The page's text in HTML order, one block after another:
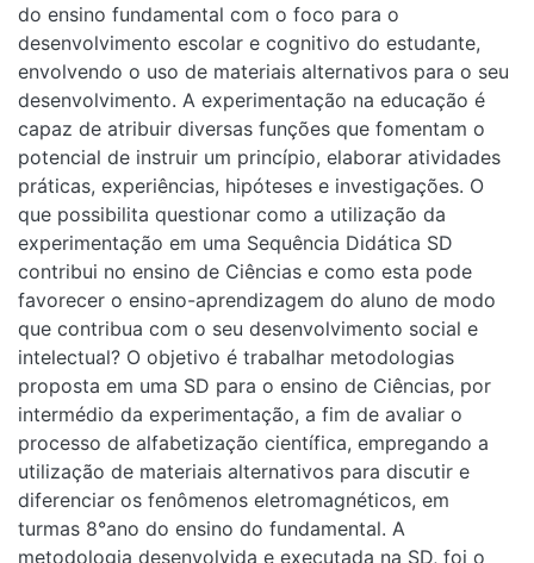
do ensino fundamental com o foco para o
desenvolvimento escolar e cognitivo do estudante,
envolvendo o uso de materiais alternativos para o seu
desenvolvimento. A experimentação na educação é
capaz de atribuir diversas funções que fomentam o
potencial de instruir um princípio, elaborar atividades
práticas, experiências, hipóteses e investigações. O
que possibilita questionar como a utilização da
experimentação em uma Sequência Didática SD
contribui no ensino de Ciências e como esta pode
favorecer o ensino-aprendizagem do aluno de modo
que contribua com o seu desenvolvimento social e
intelectual? O objetivo é trabalhar metodologias
proposta em uma SD para o ensino de Ciências, por
intermédio da experimentação, a fim de avaliar o
processo de alfabetização científica, empregando a
utilização de materiais alternativos para discutir e
diferenciar os fenômenos eletromagnéticos, em
turmas 8°ano do ensino do fundamental. A
metodologia desenvolvida e executada na SD, foi o